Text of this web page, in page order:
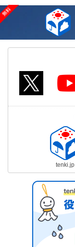
tenki.jp